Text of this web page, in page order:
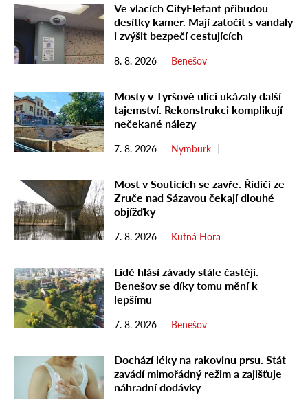
Ve vlacích CityElefant přibudou
desítky kamer. Mají zatočit s vandaly
i zvýšit bezpečí cestujících
8. 8. 2026 Benešov
Mosty v Tyršově ulici ukázaly další
tajemství. Rekonstrukci komplikují
nečekané nálezy
7. 8. 2026 Nymburk
Most v Souticích se zavře. Řidiči ze
Zruče nad Sázavou čekají dlouhé
objížďky
7. 8. 2026 Kutná Hora
Lidé hlásí závady stále častěji.
Benešov se díky tomu mění k
lepšímu
7. 8. 2026 Benešov
Dochází léky na rakovinu prsu. Stát
zavádí mimořádný režim a zajišťuje
náhradní dodávky